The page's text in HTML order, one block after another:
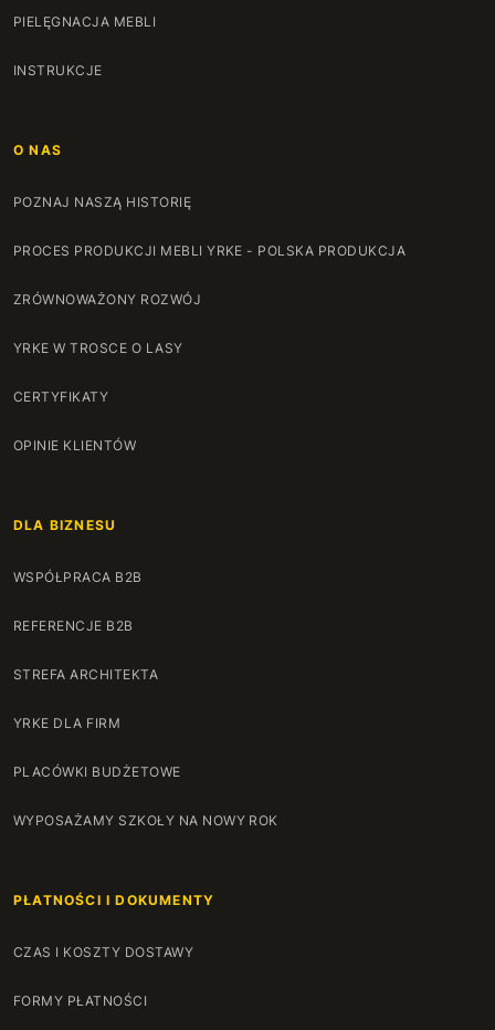
PIELĘGNACJA MEBLI
INSTRUKCJE
O NAS
POZNAJ NASZĄ HISTORIĘ
PROCES PRODUKCJI MEBLI YRKE - POLSKA PRODUKCJA
ZRÓWNOWAŻONY ROZWÓJ
YRKE W TROSCE O LASY
CERTYFIKATY
OPINIE KLIENTÓW
DLA BIZNESU
WSPÓŁPRACA B2B
REFERENCJE B2B
STREFA ARCHITEKTA
YRKE DLA FIRM
PLACÓWKI BUDŻETOWE
WYPOSAŻAMY SZKOŁY NA NOWY ROK
PŁATNOŚCI I DOKUMENTY
CZAS I KOSZTY DOSTAWY
FORMY PŁATNOŚCI